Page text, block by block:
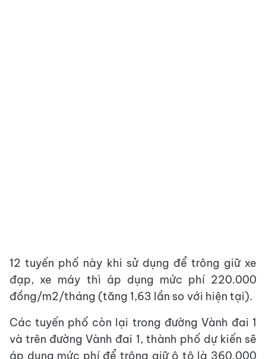
12 tuyến phố này khi sử dụng để trông giữ xe
đạp, xe máy thì áp dụng mức phí 220.000
đồng/m2/tháng (tăng 1,63 lần so với hiện tại).
Các tuyến phố còn lại trong đường Vành đai 1
và trên đường Vành đai 1, thành phố dự kiến sẽ
áp dụng mức phí để trông giữ ô tô là 360.000